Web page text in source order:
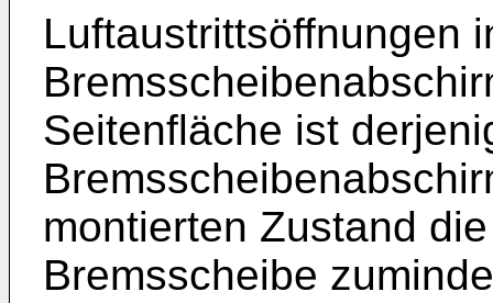
Luftaustrittsöffnungen
Seitenfläche ist
montierten Zustand
Bremsscheibe